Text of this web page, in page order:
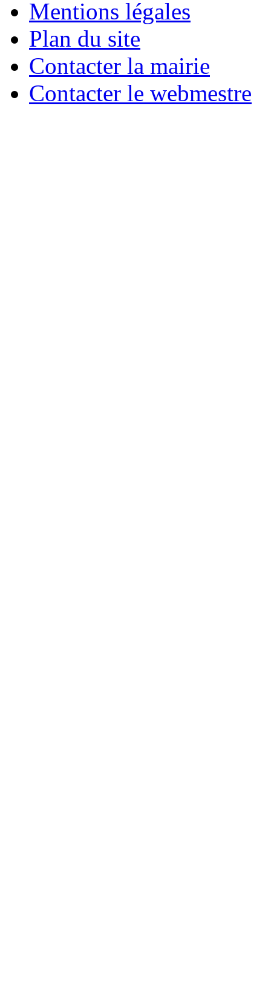
Mentions légales
Plan du site
Contacter la mairie
Contacter le webmestre